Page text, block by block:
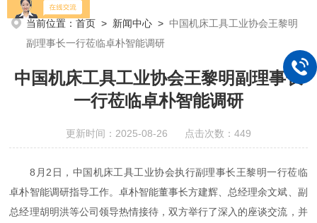
当前位置：首页 > 新闻中心 >中国机床工具工业协会王黎明
副理事长一行莅临卓朴智能调研
中国机床工具工业协会王黎明副理事长
一行莅临卓朴智能调研
更新时间：2025-08-26 点击次数：449
8月2日，中国机床工具工业协会执行副理事长王黎明一行莅临
卓朴智能调研指导工作。卓朴智能董事长方建辉、总经理余文斌、副
总经理胡明洪等公司领导热情接待，双方举行了深入的座谈交流，并